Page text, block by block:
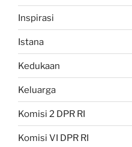
Inspirasi
Istana
Kedukaan
Keluarga
Komisi 2 DPR RI
Komisi VI DPR RI